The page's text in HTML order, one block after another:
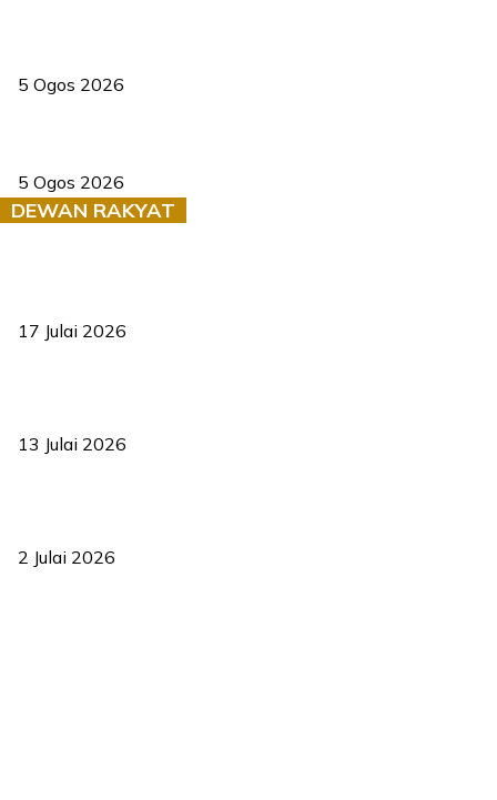
5 Ogos 2026
5 Ogos 2026
DEWAN RAKYAT
17 Julai 2026
13 Julai 2026
2 Julai 2026